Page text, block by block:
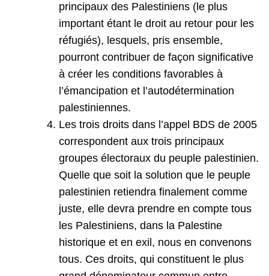
principaux des Palestiniens (le plus
important étant le droit au retour pour les
réfugiés), lesquels, pris ensemble,
pourront contribuer de façon significative
à créer les conditions favorables à
l’émancipation et l’autodétermination
palestiniennes.
Les trois droits dans l’appel BDS de 2005
correspondent aux trois principaux
groupes électoraux du peuple palestinien.
Quelle que soit la solution que le peuple
palestinien retiendra finalement comme
juste, elle devra prendre en compte tous
les Palestiniens, dans la Palestine
historique et en exil, nous en convenons
tous. Ces droits, qui constituent le plus